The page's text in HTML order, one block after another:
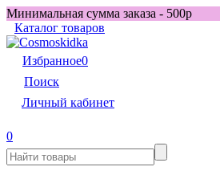
Минимальная сумма заказа - 500р
Каталог товаров
Избранное0
Поиск
Личный кабинет
0